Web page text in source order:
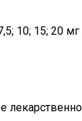
10; 15; 20